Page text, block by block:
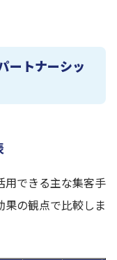
ートナーシッ
用できる主な集客手
の観点で比較しま